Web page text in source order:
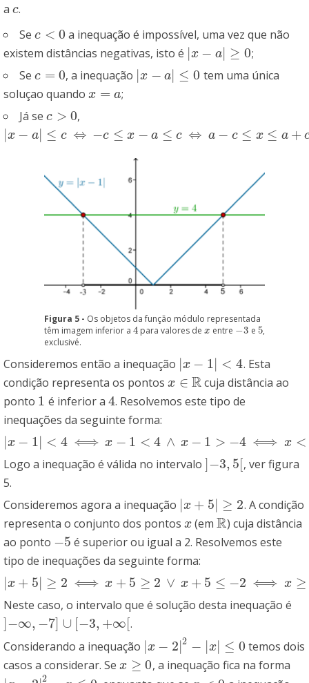
a c
c.
Se c < 0
c< 0
a inequação é impossível, uma vez que não
existem distâncias negativas, isto é |x − a| ≥ 0
|x −a |≥
;
Se c = 0
c= 0 , a inequação |x − a| ≤ 0
|x −a|≤
tem uma única
soluçao quando x = a
x= a
;
Já se c > 0
c> 0 ,
|x − a| ≤ c ⇔ −c ≤ x − a ≤ c ⇔ a − c ≤ x ≤ a +
|x −a |≤ ⇔ −c x−a ≤c⇔ a− c≤ x≤ a+ c
Figura 5 - Os objetos da função módulo representada
têm imagem inferior a 4
4 para valores dex
x entre −3
−3 e 5
5,
exclusivé.
Consideremos então a inequação |x − 1| < 4
|x −1 |<
. Esta
condição representa os pontos x ∈ R
x∈R
cuja distância ao
ponto 1
1 é inferior a 4
4. Resolvemos este tipo de
inequações da seguinte forma:
|x − 1| < 4 ⟺ x − 1 < 4 ∧ x − 1 > −4 ⟺ x <
|x −1 |< ⟺x 1<4∧ x− 1>−4 ⟺ x< 5∧ x> −3
Logo a inequação é válida no intervalo ] −3, 5[
−3,5 [
, ver figura
5.
Consideremos agora a inequação |x + 5| ≥ 2
|x +5 |≥
. A condição
representa o conjunto dos pontos x
x (emR
R ) cuja distância
ao ponto −5
−5 é superior ou igual a 2. Resolvemos este
tipo de inequações da seguinte forma:
|x + 5| ≥ 2 ⟺ x + 5 ≥ 2 ∨ x + 5 ≤ −2 ⟺ x ≥
|x +5 |≥ ⟺x +5≥2∨ x+ 5≤ −2 ⟺x −3 ∨x≤−7
Neste caso, o intervalo que é solução desta inequação é
] −∞, −7] ∪ [−3, +∞[
−∞,−7 ]∪[− 3,+ ∞[
.
Considerando a inequação |x − 2|2 − |x| ≤ 0
|x −2 |2 −|x| ≤0
temos dois
casos a considerar. Se x ≥ 0
x≥ 0 , a inequação fica na forma
2